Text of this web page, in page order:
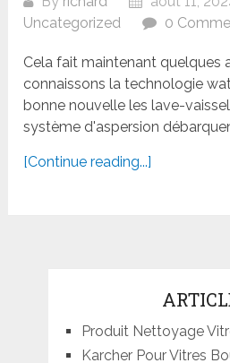
Uncategorized
0
Cela fait maintenant quelques
connaissons la technologie
bonne nouvelle les lave-
système d'aspersion
[Continue reading...]
Produit Nettoyage
Karcher Pour Vitres